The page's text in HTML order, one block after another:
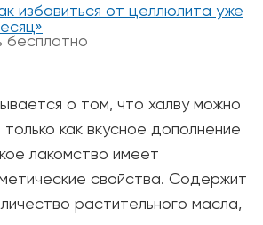
избавиться от целлюлита уже
бесплатно
о том, что халву можно
как вкусное дополнение
лакомство имеет
свойства. Содержит
растительного масла,